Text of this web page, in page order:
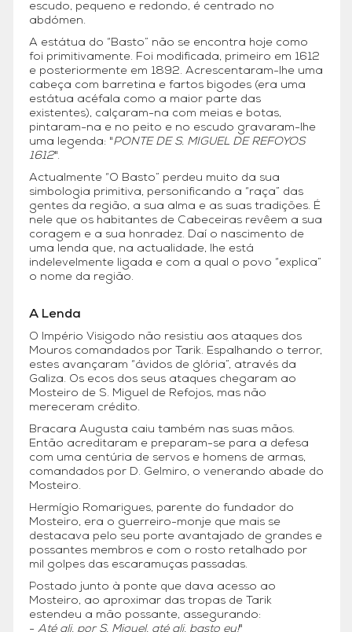
escudo, pequeno e redondo, é centrado no
abdómen.
A estátua do “Basto” não se encontra hoje como
foi primitivamente. Foi modificada, primeiro em 1612
e posteriormente em 1892. Acrescentaram-lhe uma
cabeça com barretina e fartos bigodes (era uma
estátua acéfala como a maior parte das
existentes), calçaram-na com meias e botas,
pintaram-na e no peito e no escudo gravaram-lhe
uma legenda: "PONTE DE S. MIGUEL DE REFOYOS
1612".
Actualmente “O Basto” perdeu muito da sua
simbologia primitiva, personificando a “raça” das
gentes da região, a sua alma e as suas tradições. É
nele que os habitantes de Cabeceiras revêem a sua
coragem e a sua honradez. Daí o nascimento de
uma lenda que, na actualidade, lhe está
indelevelmente ligada e com a qual o povo “explica”
o nome da região.
A Lenda
O Império Visigodo não resistiu aos ataques dos
Mouros comandados por Tarik. Espalhando o terror,
estes avançaram “ávidos de glória”, através da
Galiza. Os ecos dos seus ataques chegaram ao
Mosteiro de S. Miguel de Refojos, mas não
mereceram crédito.
Bracara Augusta caiu também nas suas mãos.
Então acreditaram e preparam-se para a defesa
com uma centúria de servos e homens de armas,
comandados por D. Gelmiro, o venerando abade do
Mosteiro.
Hermígio Romarigues, parente do fundador do
Mosteiro, era o guerreiro-monje que mais se
destacava pelo seu porte avantajado de grandes e
possantes membros e com o rosto retalhado por
mil golpes das escaramuças passadas.
Postado junto à ponte que dava acesso ao
Mosteiro, ao aproximar das tropas de Tarik
estendeu a mão possante, assegurando:
- Até ali, por S. Miguel, até ali, basto eu!"